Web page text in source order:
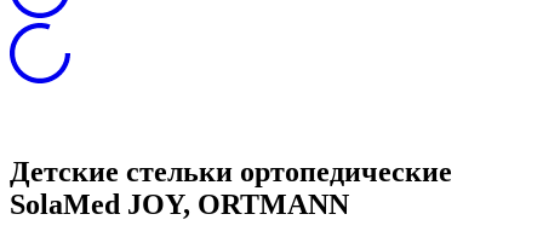
Детские стельки ортопедические
SolaMed JOY, ORTMANN